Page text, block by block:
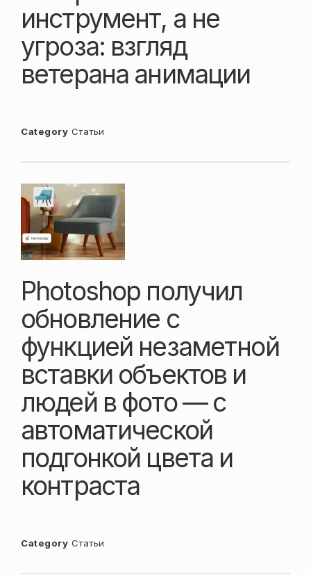
инструмент, а не
угроза: взгляд
ветерана анимации
Category Статьи
Photoshop получил
обновление с
функцией незаметной
вставки объектов и
людей в фото — с
автоматической
подгонкой цвета и
контраста
Category Статьи